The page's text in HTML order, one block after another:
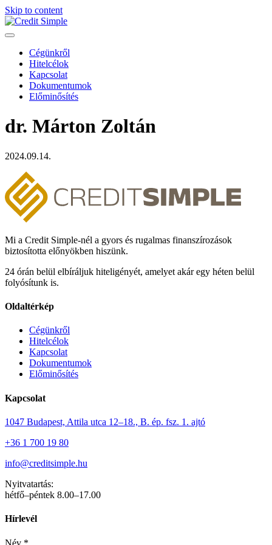
Skip to content
Cégünkről
Hitelcélok
Kapcsolat
Dokumentumok
Előminősítés
dr. Márton Zoltán
2024.09.14.
Mi a Credit Simple-nél a gyors és rugalmas finanszírozások
biztosította előnyökben hiszünk.
24 órán belül elbíráljuk hiteligényét, amelyet akár egy héten belül
folyósítunk is.
Oldaltérkép
Cégünkről
Hitelcélok
Kapcsolat
Dokumentumok
Előminősítés
Kapcsolat
1047 Budapest, Attila utca 12–18., B. ép. fsz. 1. ajtó
+36 1 700 19 80
info@creditsimple.hu
Nyitvatartás:
hétfő–péntek 8.00–17.00
Hírlevél
Név *